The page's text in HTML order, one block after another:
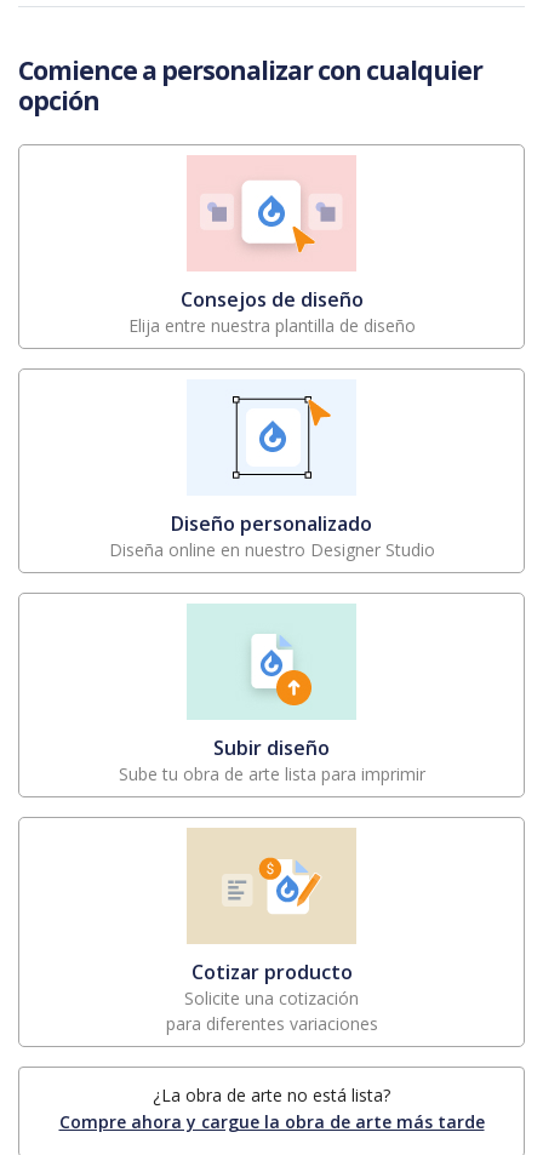
Comience a personalizar con cualquier
opción
Consejos de diseño
Elija entre nuestra plantilla de diseño
Diseño personalizado
Diseña online en nuestro Designer Studio
Subir diseño
Sube tu obra de arte lista para imprimir
Cotizar producto
Solicite una cotización
para diferentes variaciones
¿La obra de arte no está lista?
Compre ahora y cargue la obra de arte más tarde